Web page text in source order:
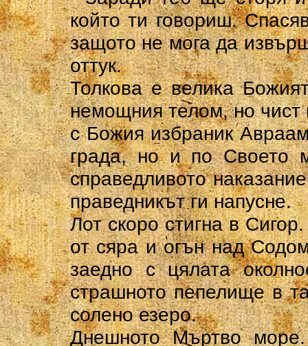
който ти говориш.
защото не мога да
оттук.
Толкова е велика
немощния телом, но чист
с Божия избраник
града, но и по Своето
справедливото
праведникът ги напусне.
Лот скоро стигна в
от сяра и огън над
заедно с цялата
страшното пепелище в
солено езеро.
Днешното Мъртво